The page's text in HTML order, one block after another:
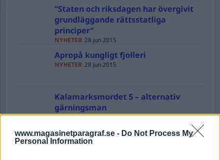
www.magasinetparagraf.se - Do Not Process My
Personal Information
”Staten och riksdagen har övergivit
grundläggande rättsstatliga
principer”
NYHETER 28 jun 2015
Apropå kungligt fjolleri
NYHETER 28 jun 2015
Kalamarksmordet 5 – alternativ
gärningsman
NYHETER 14 jun 2015
Stenhård kritik i Bergwall-